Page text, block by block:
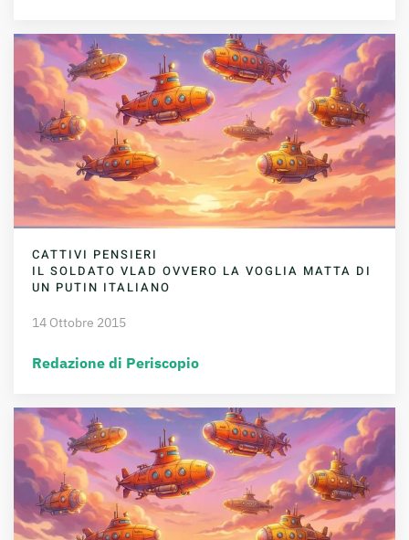
CATTIVI PENSIERI
IL SOLDATO VLAD OVVERO LA VOGLIA MATTA DI
UN PUTIN ITALIANO
14 Ottobre 2015
Redazione di Periscopio